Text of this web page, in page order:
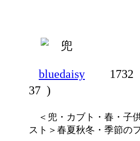
bluedaisy 1732
37 )
＜兜・カブト・春・子
スト＞春夏秋冬・季節の